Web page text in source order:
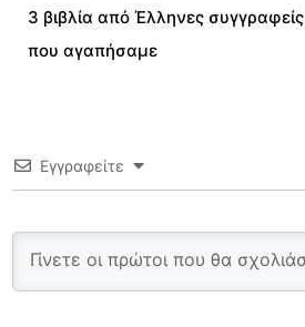
3 βιβλία από Έλληνες συγγραφείς
που αγαπήσαμε
Εγγραφείτε